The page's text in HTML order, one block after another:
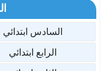
السادس ابتدائي
الرابع ابتدائي